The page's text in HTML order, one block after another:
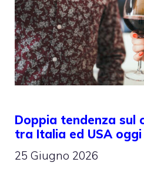
Doppia tendenza sul
tra Italia ed USA oggi
25 Giugno 2026